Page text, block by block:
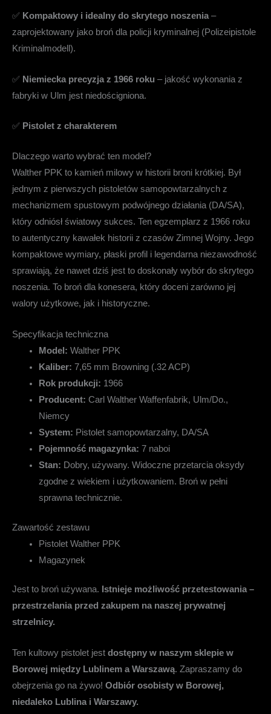
✅ Kompaktowy i idealny do skrytego noszenia–
zaprojektowany jako broń dla policji kryminalnej (Polizeipistole
Kriminalmodell).
✅ Niemiecka precyzja z 1966 roku – jakość wykonania z
fabryki w Ulm jest niedościgniona.
✅ Pistolet z charakterem
Dlaczego warto wybrać ten model?
Walther PPK to kamień milowy w historii broni krótkiej. Był
jednym z pierwszych pistoletów samopowtarzalnych z
mechanizmem spustowym podwójnego działania (DA/SA),
który odniósł światowy sukces. Ten egzemplarz z 1966 roku
to autentyczny kawałek historii z czasów Zimnej Wojny. Jego
kompaktowe wymiary, płaski profil i legendarna niezawodność
sprawiają, że nawet dziś jest to doskonały wybór do skrytego
noszenia. To broń dla konesera, który doceni zarówno jej
walory użytkowe, jak i historyczne.
Specyfikacja techniczna
Model: Walther PPK
Kaliber: 7,65 mm Browning (.32 ACP)
Rok produkcji: 1966
Producent: Carl Walther Waffenfabrik, Ulm/Do.,
Niemcy
System: Pistolet samopowtarzalny, DA/SA
Pojemność magazynka: 7 naboi
Stan: Dobry, używany. Widoczne przetarcia oksydy
zgodne z wiekiem i użytkowaniem. Broń w pełni
sprawna technicznie.
Zawartość zestawu
Pistolet Walther PPK
Magazynek
Jest to broń używana. Istnieje możliwość przetestowania –
przestrzelania przed zakupem na naszej prywatnej
strzelnicy.
Ten kultowy pistolet jest dostępny w naszym sklepie w
Borowej między Lublinem a Warszawą. Zapraszamy do
obejrzenia go na żywo! Odbiór osobisty w Borowej,
niedaleko Lublina i Warszawy.